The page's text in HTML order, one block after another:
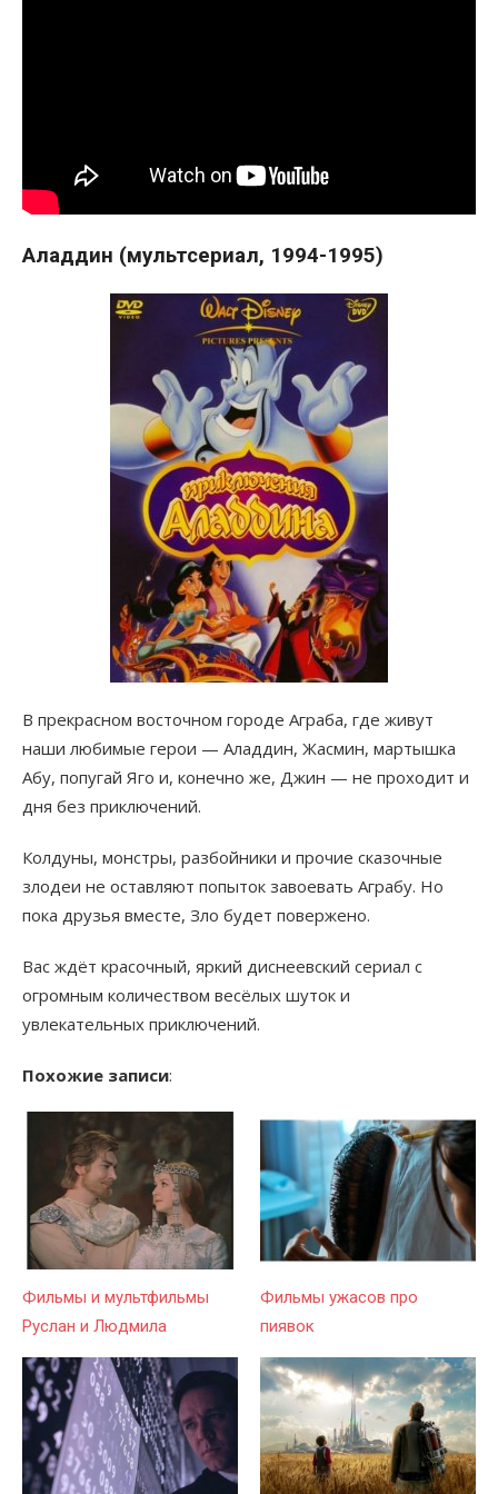
Аладдин (мультсериал, 1994-1995)
В прекрасном восточном городе Аграба, где живут
наши любимые герои — Аладдин, Жасмин, мартышка
Абу, попугай Яго и, конечно же, Джин — не проходит и
дня без приключений.
Колдуны, монстры, разбойники и прочие сказочные
злодеи не оставляют попыток завоевать Аграбу. Но
пока друзья вместе, Зло будет повержено.
Вас ждёт красочный, яркий диснеевский сериал с
огромным количеством весёлых шуток и
увлекательных приключений.
Похожие записи:
Фильмы и мультфильмы
Руслан и Людмила
Фильмы ужасов про
пиявок